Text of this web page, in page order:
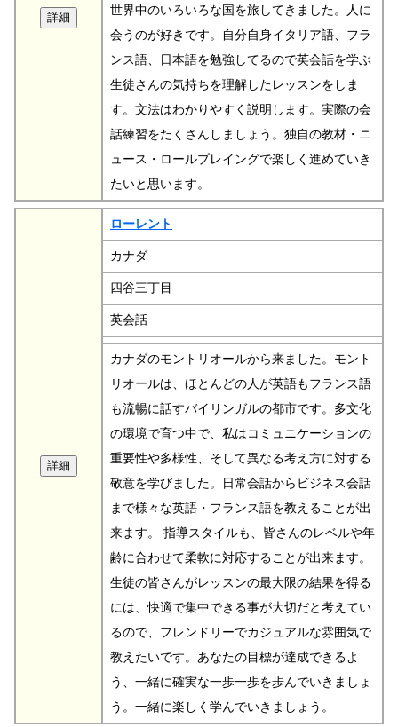
世界中のいろいろな国を旅してきました。人に
会うのが好きです。自分自身イタリア語、フラ
ンス語、日本語を勉強してるので英会話を学ぶ
生徒さんの気持ちを理解したレッスンをしま
す。文法はわかりやすく説明します。実際の会
話練習をたくさんしましょう。独自の教材・ニ
ュース・ロールプレイングで楽しく進めていき
たいと思います。
ローレント
カナダ
四谷三丁目
英会話
カナダのモントリオールから来ました。モント
リオールは、ほとんどの人が英語もフランス語
も流暢に話すバイリンガルの都市です。多文化
の環境で育つ中で、私はコミュニケーションの
重要性や多様性、そして異なる考え方に対する
敬意を学びました。日常会話からビジネス会話
まで様々な英語・フランス語を教えることが出
来ます。 指導スタイルも、皆さんのレベルや年
齢に合わせて柔軟に対応することが出来ます。
生徒の皆さんがレッスンの最大限の結果を得る
には、快適で集中できる事が大切だと考えてい
るので、フレンドリーでカジュアルな雰囲気で
教えたいです。あなたの目標が達成できるよ
う、一緒に確実な一歩一歩を歩んでいきましょ
う。一緒に楽しく学んでいきましょう。